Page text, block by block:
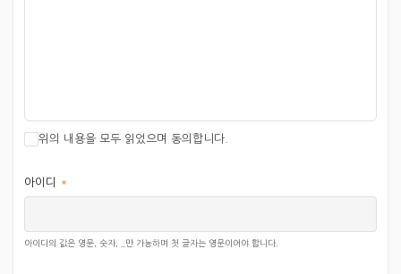
사항
개인정보 수집 및 이용 동의를 거부할 수 있으며 정보주체가
개인정보 수집 및 이용에 동의하지 않을 경우 회원가입이
기타 관련 문의사항 및 불만 사항은 홈페이지
위의 내용을 모두 읽었으며 동의합니다.
아이디 *
아이디의 값은 영문, 숫자, _만 가능하며 첫 글자는 영문이어야 합니다.